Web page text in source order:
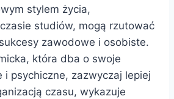
stylem życia,
studiów, mogą rzutować
zawodowe i osobiste.
która dba o swoje
i psychiczne, zazwyczaj lepiej
czasu, wykazuje